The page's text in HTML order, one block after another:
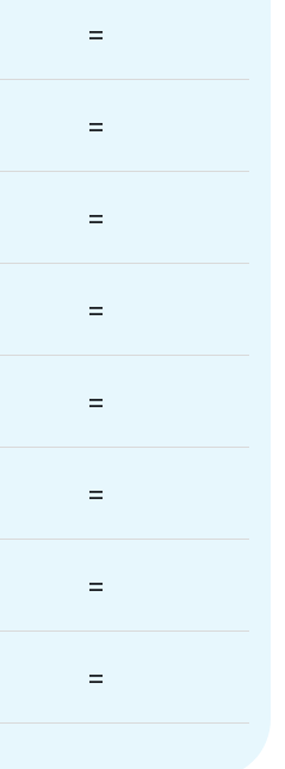
=
=
=
=
=
=
=
=